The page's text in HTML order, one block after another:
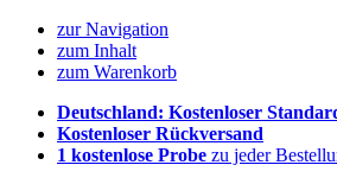
zur Navigation
zum Inhalt
zum Warenkorb
Deutschland: Kostenloser
Kostenloser Rückversand
1 kostenlose Probe zu jeder